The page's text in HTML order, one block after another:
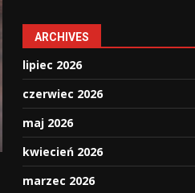
ARCHIVES
lipiec 2026
czerwiec 2026
maj 2026
kwiecień 2026
marzec 2026